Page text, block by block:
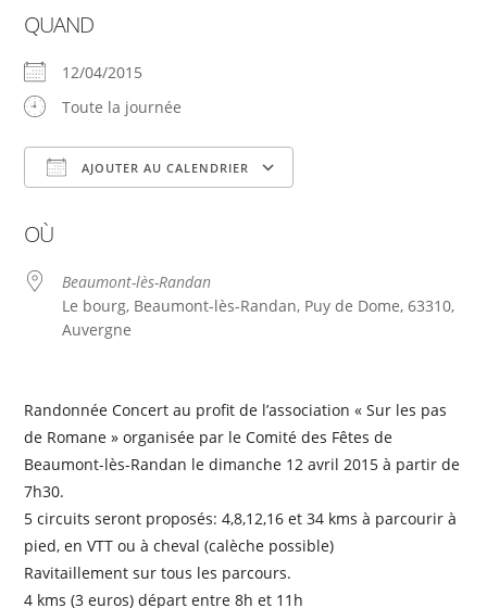
QUAND
12/04/2015
Toute la journée
AJOUTER AU CALENDRIER
OÙ
Beaumont-lès-Randan
Le bourg, Beaumont-lès-Randan, Puy de Dome, 63310,
Auvergne
Randonnée Concert au profit de l’association « Sur les pas
de Romane » organisée par le Comité des Fêtes de
Beaumont-lès-Randan le dimanche 12 avril 2015 à partir de
7h30.
5 circuits seront proposés: 4,8,12,16 et 34 kms à parcourir à
pied, en VTT ou à cheval (calèche possible)
Ravitaillement sur tous les parcours.
4 kms (3 euros) départ entre 8h et 11h